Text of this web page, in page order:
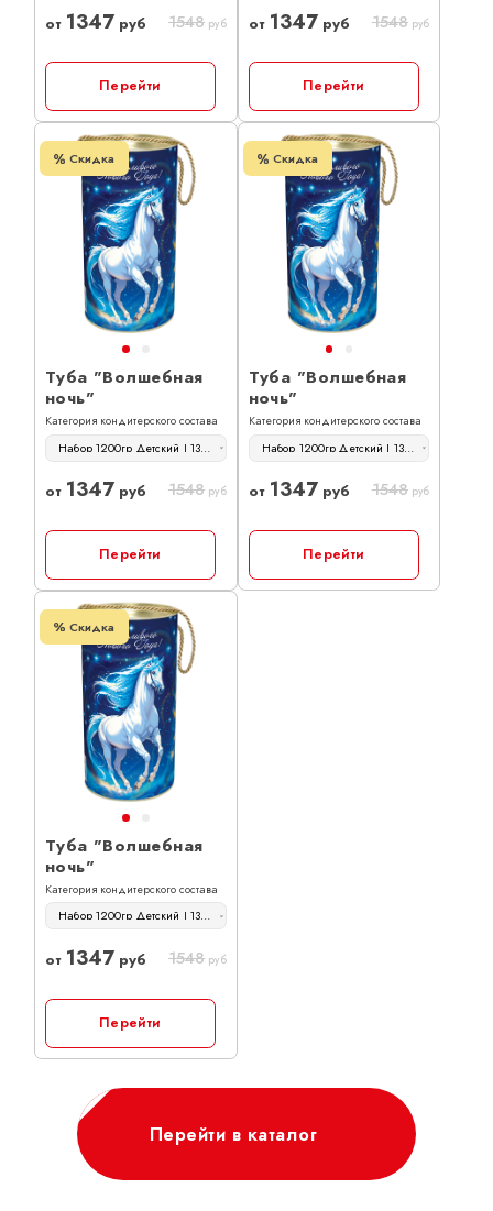
от 1347 руб 1548 руб
Перейти
от 1347 руб 1548 руб
Перейти
Скидка
Туба "Волшебная
ночь"
Категория кондитерского состава
Набор 1200гр Детский | 1347 руб
от 1347 руб 1548 руб
Перейти
Скидка
Туба "Волшебная
ночь"
Категория кондитерского состава
Набор 1200гр Детский | 1347 руб
от 1347 руб 1548 руб
Перейти
Скидка
Туба "Волшебная
ночь"
Категория кондитерского состава
Набор 1200гр Детский | 1347 руб
от 1347 руб 1548 руб
Перейти
Перейти в каталог